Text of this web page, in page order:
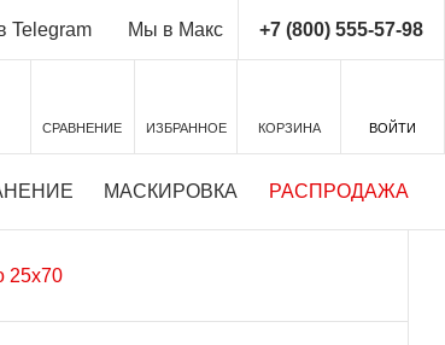
Telegram Мы в Макс +7 (800) 555-57-98
СРАВНЕНИЕ ИЗБРАННОЕ КОРЗИНА ВОЙТИ
МАСКИРОВКА РАСПРОДАЖА
25x70